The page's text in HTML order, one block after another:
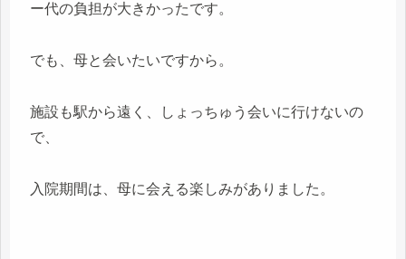
ー代の負担が大きかったです。
でも、母と会いたいですから。
施設も駅から遠く、しょっちゅう会いに行けないの
で、
入院期間は、母に会える楽しみがありました。